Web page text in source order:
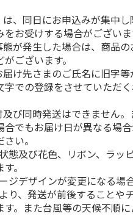
、同日にお申込みが集中し
お受けする場合がございま
が発生した場合は、商品
ございます。
け先さまのご氏名に旧字
字での登録をさせていただ
び同時発送はできません
でもお届け日が異なる場合
い。
態及び花色、リボン、ラッ
。
ジデザインが変更になる場
り、発送が前後することや
。また台風等の天候不順